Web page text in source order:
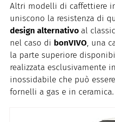
Altri modelli di caffettiere
uniscono la resistenza di
design alternativo al
nel caso di bonVIVO, una
la parte superiore
realizzata esclusivamente
inossidabile che può
fornelli a gas e in ceramica.